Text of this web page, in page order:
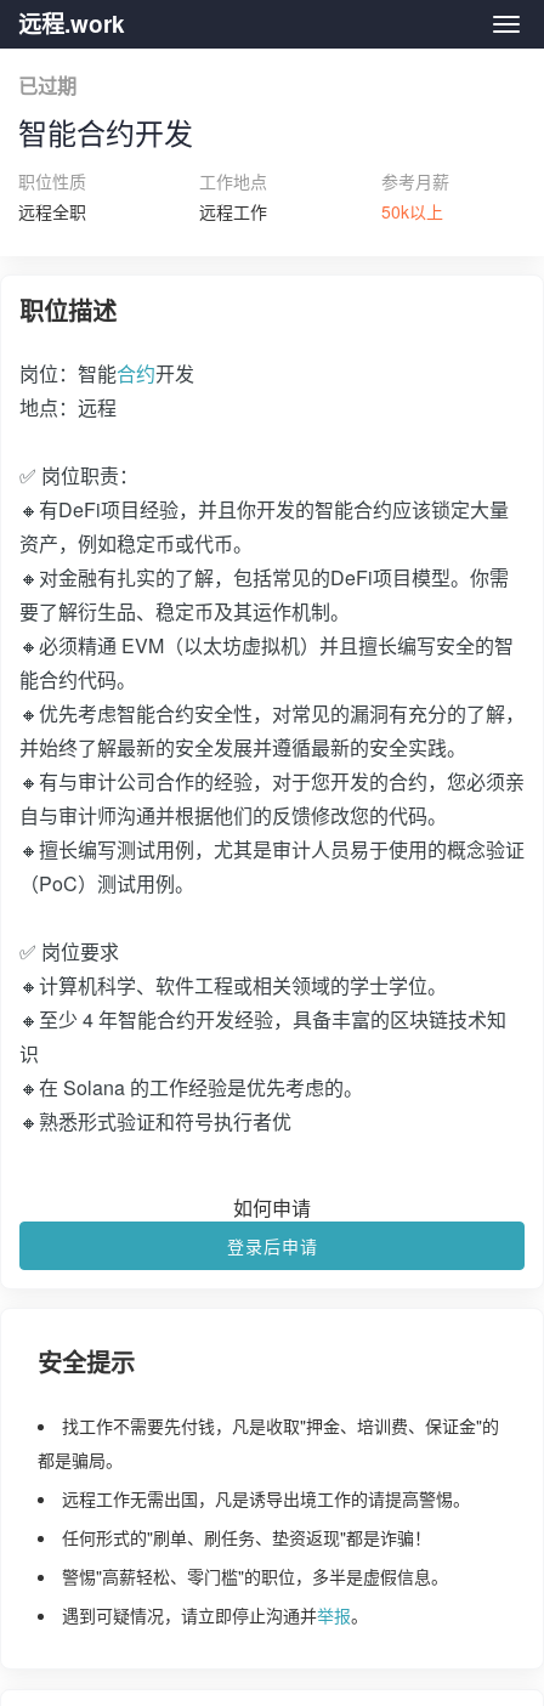
远
远程.work
已过期
智能合约开发
职位性质
远程全职
工作地点
远程工作
参考月薪
50k以上
职位描述
岗位：智能合约开发‍
地点：远程‍
✅ 岗位职责：‍
🔸有DeFi项目经验，并且你开发的智能合约应该锁定大量
资产，例如稳定币或代币。‍
🔸对金融有扎实的了解，包括常见的DeFi项目模型。你需
要了解衍生品、稳定币及其运作机制。‍
🔸必须精通 EVM（以太坊虚拟机）并且擅长编写安全的智
能合约代码。‍
🔸优先考虑智能合约安全性，对常见的漏洞有充分的了解，
并始终了解最新的安全发展并遵循最新的安全实践。‍
🔸有与审计公司合作的经验，对于您开发的合约，您必须亲
自与审计师沟通并根据他们的反馈修改您的代码。‍
🔸擅长编写测试用例，尤其是审计人员易于使用的概念验证
（PoC）测试用例。‍
✅ 岗位要求‍
🔸计算机科学、软件工程或相关领域的学士学位。‍
🔸至少 4 年智能合约开发经验，具备丰富的区块链技术知
识‍
🔸在 Solana 的工作经验是优先考虑的。‍
🔸熟悉形式验证和符号执行者优
如何申请
登录后申请
安全提示
找工作不需要先付钱，凡是收取"押金、培训费、保证金"的
都是骗局。
远程工作无需出国，凡是诱导出境工作的请提高警惕。
任何形式的"刷单、刷任务、垫资返现"都是诈骗！
警惕"高薪轻松、零门槛"的职位，多半是虚假信息。
遇到可疑情况，请立即停止沟通并举报。